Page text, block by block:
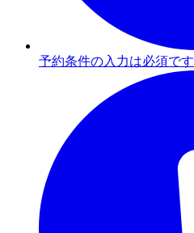
予約条件の入力は必須です